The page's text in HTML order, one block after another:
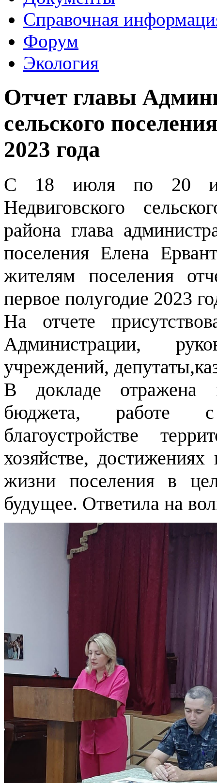
Справочная
Форум
Экология
Отчет главы
сельского
2023 года
С 18 июля по 20
Недвиговского
района глава
поселения Елена
жителям поселения
первое полугодие 2023
На отчете
Администрации,
учреждений,
В докладе отражена
бюджета, работе
благоустройстве
хозяйстве,
жизни поселения в
будущее. Ответила на